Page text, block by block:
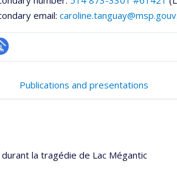
email:
Publications and presentations
la tragédie de Lac Mégantic